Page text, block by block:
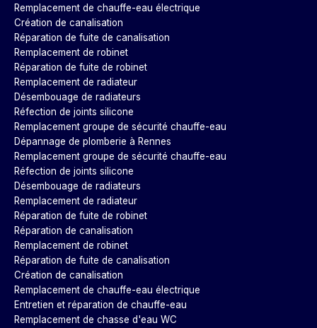
Remplacement de chauffe-eau électrique
Création de canalisation
Réparation de fuite de canalisation
Remplacement de robinet
Réparation de fuite de robinet
Remplacement de radiateur
Désembouage de radiateurs
Réfection de joints silicone
Remplacement groupe de sécurité chauffe-eau
Dépannage de plomberie à Rennes
Remplacement groupe de sécurité chauffe-eau
Réfection de joints silicone
Désembouage de radiateurs
Remplacement de radiateur
Réparation de fuite de robinet
Réparation de canalisation
Remplacement de robinet
Réparation de fuite de canalisation
Création de canalisation
Remplacement de chauffe-eau électrique
Entretien et réparation de chauffe-eau
Remplacement de chasse d'eau WC